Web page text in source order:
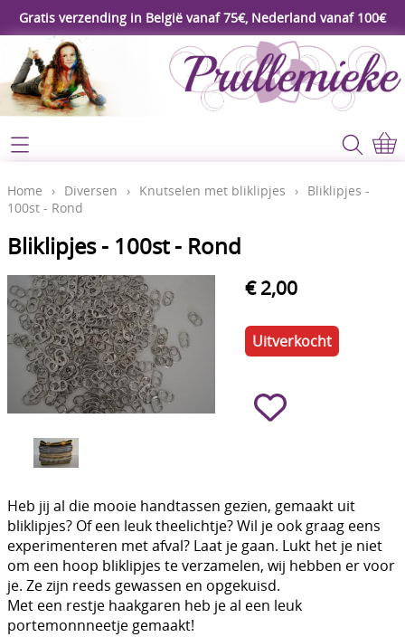
Gratis verzending in België vanaf 75€, Nederland vanaf 100€
Webshop
Koopjeshoek
Workshop
Gereedschap
Lijm - Tape - Magneten
Papier - karton - enveloppen
Kaarten maken - Scrapbook
Boetseren - Modelleren
Verf en Co°
Bullet Journalling
Tekenen - Schrijven - kleuren
Haken - Vilt
Basis
Home
Contact
Mijn account
Video's
Blog
Home › Diversen › Knutselen met bliklipjes › Bliklipjes -
100st - Rond
Bliklipjes - 100st - Rond
€ 2,00
Uitverkocht
Heb jij al die mooie handtassen gezien, gemaakt uit
bliklipjes? Of een leuk theelichtje? Wil je ook graag eens
experimenteren met afval? Laat je gaan. Lukt het je niet
om een hoop bliklipjes te verzamelen, wij hebben er voor
je. Ze zijn reeds gewassen en opgekuisd.
Met een restje haakgaren heb je al een leuk
portemonnneetje gemaakt!